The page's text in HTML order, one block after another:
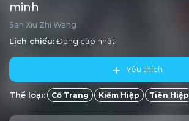
minh
San Xiu Zhi Wang
Lịch chiếu:Đang cập nhật
Yêu thích
Thể loại: Cổ Trang Kiếm Hiệp Tiên Hiệp